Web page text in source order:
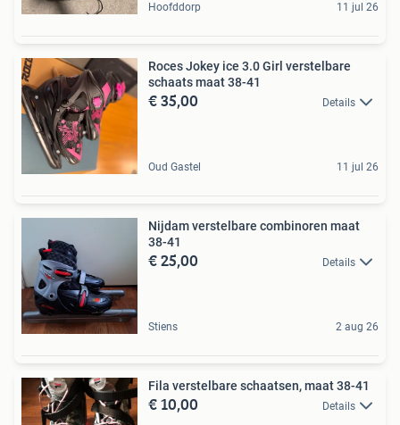
Hoofddorp 11 jul 26
Roces Jokey ice 3.0 Girl verstelbare
schaats maat 38-41
€ 35,00 Details
Oud Gastel 11 jul 26
Nijdam verstelbare combinoren maat
38-41
€ 25,00 Details
Stiens 2 aug 26
Fila verstelbare schaatsen, maat 38-41
€ 10,00 Details